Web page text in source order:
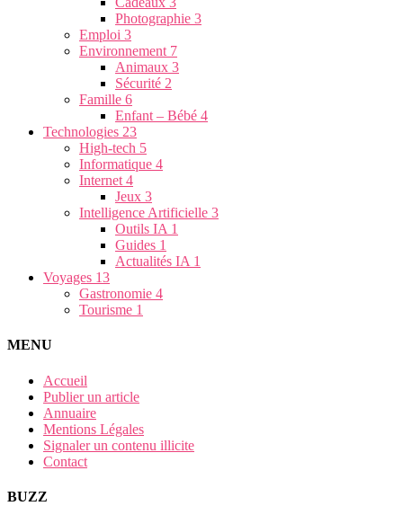
Photographie 3
Emploi 3
Environnement 7
Animaux 3
Sécurité 2
Famille 6
Enfant – Bébé 4
Technologies 23
High-tech 5
Informatique 4
Internet 4
Jeux 3
Intelligence Artificielle 3
Outils IA 1
Guides 1
Actualités IA 1
Voyages 13
Gastronomie 4
Tourisme 1
MENU
Accueil
Publier un article
Annuaire
Mentions Légales
Signaler un contenu illicite
Contact
BUZZ